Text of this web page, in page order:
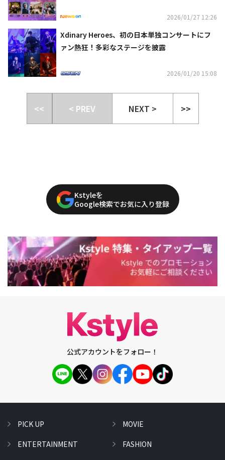
2026/01/27 12:26
Xdinary Heroes、初の日本単独コンサートにフ
ァン熱狂！多彩なステージを披露
2026/01/20 15:08
<< < PREV NEXT > >>
Kstyleを
Google検索でお気に入り登録
公式アカウントをフォロー！
PICK UP
ENTERTAINMENT
MOVIE
FASHION